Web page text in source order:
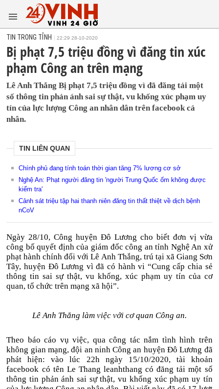
TIN TRONG TỈNH 22:29 28-10-2020
Bị phạt 7,5 triệu đồng vì đăng tin xúc
phạm Công an trên mạng
Lê Anh Thắng Bị phạt 7,5 triệu đồng vì đã đăng tải một
số thông tin phản ánh sai sự thật, vu khống xúc phạm uy
tín của lực lượng Công an nhân dân trên facebook cá
nhân.
TIN LIÊN QUAN
Chính phủ đang tính toán thời gian tăng 7% lương cơ sở
Nghệ An: Phạt người đăng tin 'người Trung Quốc ốm không được
kiểm tra'
Cảnh sát triệu tập hai thanh niên đăng tin thất thiệt về dịch bệnh
nCoV
Ngày 28/10, Công huyện Đô Lương cho biết đơn vị vừa
công bố quyết định của giám đốc công an tỉnh Nghệ An xử
phạt hành chính đối với Lê Anh Thắng, trú tại xã Giang Sơn
Tây, huyện Đô Lương vì đã có hành vi “Cung cấp chia sẻ
thông tin sai sự thật, vu khống, xúc phạm uy tín của cơ
quan, tổ chức trên mạng xã hội”.
Lê Anh Thắng làm việc với cơ quan Công an.
Theo báo cáo vụ việc, qua công tác nắm tình hình trên
không gian mạng, đội an ninh Công an huyện Đô Lương đã
phát hiện: vào lúc 22h ngày 15/10/2020, tài khoản
facebook có tên Le Thang leanhthang có đăng tải một số
thông tin phản ánh sai sự thật, vu khống xúc phạm uy tín